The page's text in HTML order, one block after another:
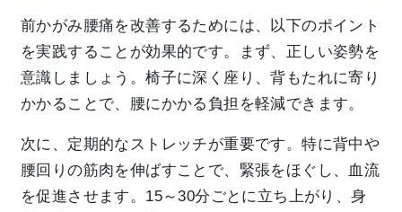
前かがみ腰痛を改善するためには、以下のポイント
を実践することが効果的です。まず、正しい姿勢を
意識しましょう。椅子に深く座り、背もたれに寄り
かかることで、腰にかかる負担を軽減できます。
次に、定期的なストレッチが重要です。特に背中や
腰回りの筋肉を伸ばすことで、緊張をほぐし、血流
を促進させます。15～30分ごとに立ち上がり、身